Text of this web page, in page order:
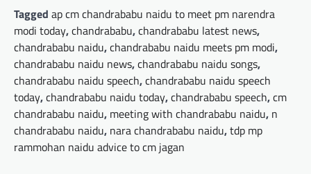
Tagged ap cm chandrababu naidu to meet pm narendra
modi today,chandrababu,chandrababu latest news,
chandrababu naidu,chandrababu naidu meets pm modi,
chandrababu naidu news,chandrababu naidu songs,
chandrababu naidu speech,chandrababu naidu speech
today,chandrababu naidu today,chandrababu speech,cm
chandrababu naidu, meeting with chandrababu naidu, n
chandrababu naidu, nara chandrababu naidu,tdp mp
rammohan naidu advice to cm jagan